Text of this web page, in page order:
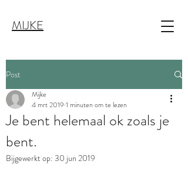
MIJKE
Post
Je bent helemaal ok zoals je
bent.
Mijke
4 mrt 2019 1 minuten om te lezen
Bijgewerkt op: 30 jun 2019